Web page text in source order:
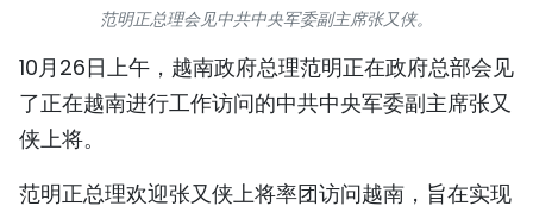
图库
范明正总理会见中共中央军委副主席张又侠。
10月26日上午，越南政府总理范明正在政府总部会见
了正在越南进行工作访问的中共中央军委副主席张又
侠上将。
范明正总理欢迎张又侠上将率团访问越南，旨在实现